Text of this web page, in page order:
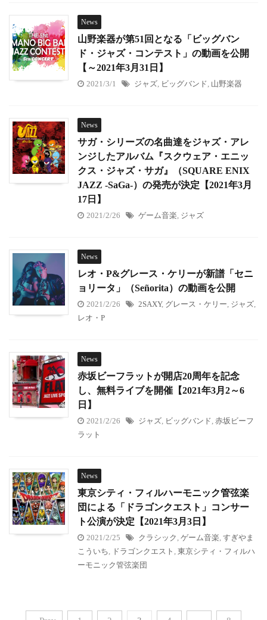
News
山野楽器が第51回となる「ビッグバン
ド・ジャズ・コンテスト」の動画を公開
【～2021年3月31日】
2021/3/1 ジャズ ビッグバンド 山野楽器
News
サガ・シリーズの名曲達をジャズ・アレ
ンジしたアルバム『スクウェア・エニッ
クス・ジャズ・サガ』（SQUARE ENIX
JAZZ -SaGa-）の発売が決定【2021年3月
17日】
2021/2/26 ゲーム音楽 ジャズ
News
レオ・P&グレース・ケリーが新譜「セニ
ョリータ」（Señorita）の動画を公開
2021/2/26 2SAXY, グレース・ケリー ジャズ
レオ・P
News
赤坂ビーフラットが開店20周年を記念
し、無料ライブを開催【2021年3月2～6
日】
2021/2/26 ジャズ ビッグバンド 赤坂ビーフ
ラット
News
東京シティ・フィルハーモニック管弦楽
団による「ドラゴンクエスト」コンサー
ト公演が決定【2021年3月3日】
2021/2/25 クラシック ゲーム音楽 すぎやま
こういち
ドラゴンクエスト 東京シティ・フィルハ
ーモニック管弦楽団